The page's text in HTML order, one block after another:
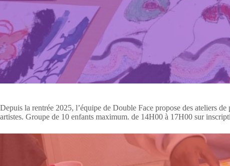
Depuis la rentrée 2025, l’équipe de Double Face propose des ateliers
artistes. Groupe de 10 enfants maximum. de 14H00 à 17H00 sur